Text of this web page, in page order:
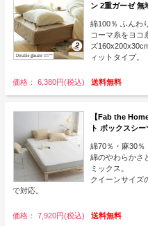
ン 2重ガーゼ 無
綿100％ ふんわ
コーマ糸をヨコ
ズ
ィットタイプ。
価格： 6,380円(税込) 送料無料
【Fab the
ト ボックスシ
綿70％・麻30％
綿のやわらかさ
ミックス。
クイーンサイズ
で対応。
価格： 7,920円(税込) 送料無料